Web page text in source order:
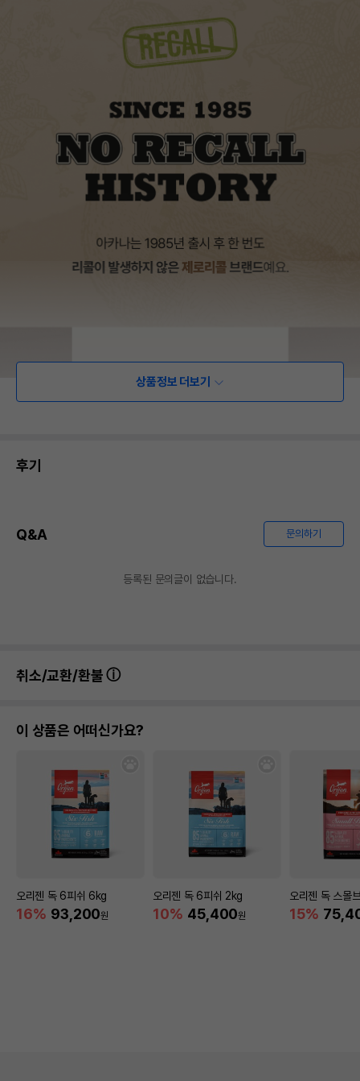
상품정보 더보기
후기
Q&A 문의하기
등록된 문의글이 없습니다.
취소/교환/환불
이 상품은 어떠신가요?
오리젠 독 6피쉬 6kg
16% 93,200원
오리젠 독 6피쉬 2kg
10% 45,400원
오리젠 독 스몰
15%